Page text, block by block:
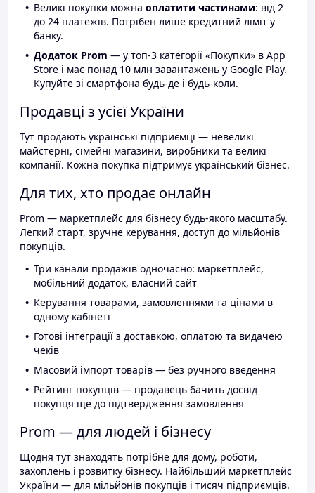
Великі покупки можна оплатити частинами: від 2
до 24 платежів. Потрібен лише кредитний ліміт у
банку.
Додаток Prom — у топ-3 категорії «Покупки» в App
Store і має понад 10 млн завантажень у Google Play.
Купуйте зі смартфона будь-де і будь-коли.
Продавці з усієї України
Тут продають українські підприємці — невеликі
майстерні, сімейні магазини, виробники та великі
компанії. Кожна покупка підтримує український бізнес.
Для тих, хто продає онлайн
Prom — маркетплейс для бізнесу будь-якого масштабу.
Легкий старт, зручне керування, доступ до мільйонів
покупців.
Три канали продажів одночасно: маркетплейс,
мобільний додаток, власний сайт
Керування товарами, замовленнями та цінами в
одному кабінеті
Готові інтеграції з доставкою, оплатою та видачею
чеків
Масовий імпорт товарів — без ручного введення
Рейтинг покупців — продавець бачить досвід
покупця ще до підтвердження замовлення
Prom — для людей і бізнесу
Щодня тут знаходять потрібне для дому, роботи,
захоплень і розвитку бізнесу. Найбільший маркетплейс
України — для мільйонів покупців і тисяч підприємців.